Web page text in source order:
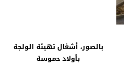
بأولاد حموسة